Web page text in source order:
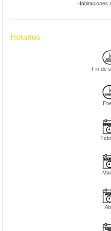
Habitaciones
Horarios
Fin de